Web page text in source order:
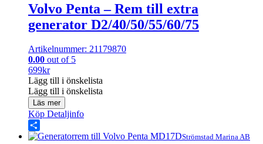
Volvo Penta – Rem till extra
generator D2/40/50/55/60/75
Artikelnummer: 21179870
0.00 out of 5
699kr
Lägg till i önskelista
Lägg till i önskelista
Läs mer
Köp Detaljinfo
Share Strömstad Marina AB